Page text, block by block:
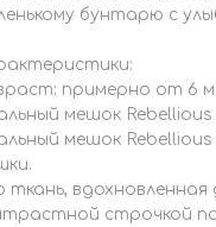
бунтарю с
примерно от 6
мешок
мешок
ткань,
строчкой